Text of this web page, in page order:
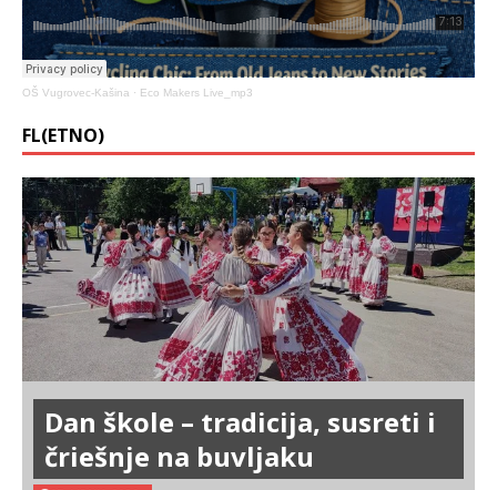
OŠ Vugrovec-Kašina · Eco Makers Live_mp3
FL(ETNO)
Dan škole – tradicija, susreti i
čriešnje na buvljaku